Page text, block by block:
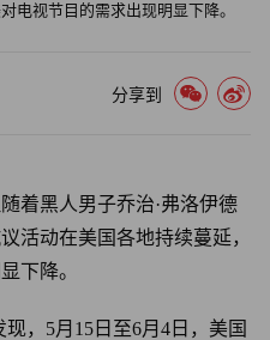
电视节目的需求出现明显下降。
分享到
着黑人男子乔治·弗洛伊德
活动在美国各地持续蔓延，
下降。
现，5月15日至6月4日，美国